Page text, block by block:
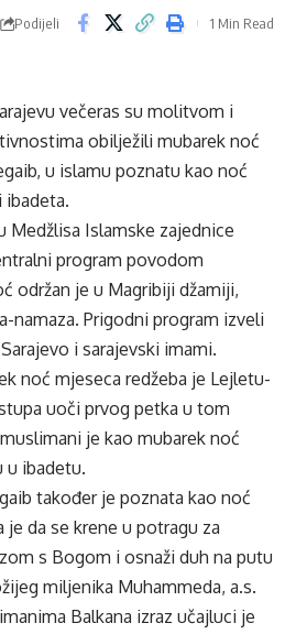
Podijeli 1 Min Read
večeras su molitvom i
obilježili mubarek noć
u islamu poznatu kao noć
ibadeta.
Medžlisa Islamske zajednice
program povodom
održan je u Magribiji džamiji,
namaza. Prigodni program izveli
i sarajevski imami.
noć mjeseca redžeba je Lejletu-
uoči prvog petka u tom
je kao mubarek noć
u ibadetu.
također je poznata kao noć
je da se krene u potragu za
s Bogom i osnaži duh na putu
miljenika Muhammeda, a.s.
Balkana izraz učajluci je